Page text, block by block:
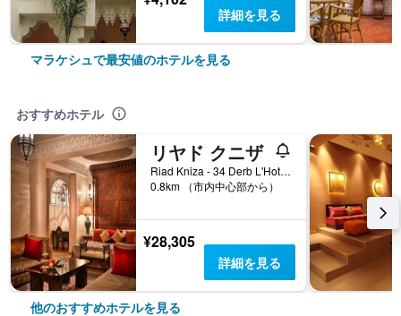
詳細を見る
マラケシュで最安値のホテルを見る
おすすめホテル
リヤド クニザ
Riad Kniza - 34 Derb L'Hotel, マラケシュ, モロッコ
0.8km （市内中心部から）
¥28,305
詳細を見る
他のおすすめホテルを見る